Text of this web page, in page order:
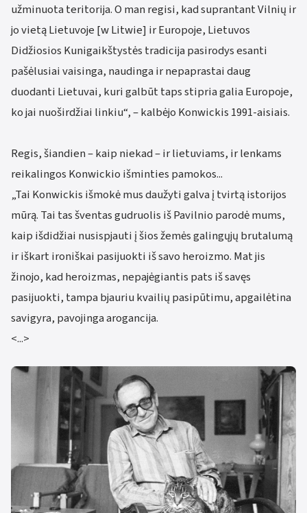
užminuota teritorija. O man regisi, kad suprantant Vilnių ir
jo vietą Lietuvoje [w Litwie] ir Europoje, Lietuvos
Didžiosios Kunigaikštystės tradicija pasirodys esanti
pašėlusiai vaisinga, naudinga ir nepaprastai daug
duodanti Lietuvai, kuri galbūt taps stipria galia Europoje,
ko jai nuoširdžiai linkiu“, – kalbėjo Konwickis 1991-aisiais.
Regis, šiandien – kaip niekad – ir lietuviams, ir lenkams
reikalingos Konwickio išminties pamokos...
„Tai Konwickis išmokė mus daužyti galva į tvirtą istorijos
mūrą. Tai tas šventas gudruolis iš Pavilnio parodė mums,
kaip išdidžiai nusispjauti į šios žemės galingųjų brutalumą
ir iškart ironiškai pasijuokti iš savo heroizmo. Mat jis
žinojo, kad heroizmas, nepajėgiantis pats iš savęs
pasijuokti, tampa bjauriu kvailių pasipūtimu, apgailėtina
savigyra, pavojinga arogancija.
<...>